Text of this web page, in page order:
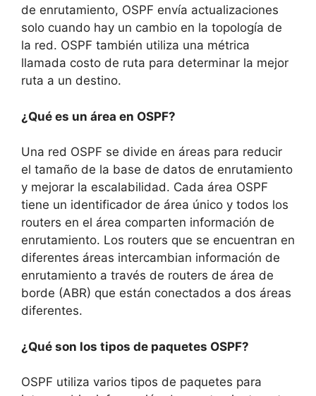
de enrutamiento, OSPF envía actualizaciones
solo cuando hay un cambio en la topología de
la red. OSPF también utiliza una métrica
llamada costo de ruta para determinar la mejor
ruta a un destino.
¿Qué es un área en OSPF?
Una red OSPF se divide en áreas para reducir
el tamaño de la base de datos de enrutamiento
y mejorar la escalabilidad. Cada área OSPF
tiene un identificador de área único y todos los
routers en el área comparten información de
enrutamiento. Los routers que se encuentran en
diferentes áreas intercambian información de
enrutamiento a través de routers de área de
borde (ABR) que están conectados a dos áreas
diferentes.
¿Qué son los tipos de paquetes OSPF?
OSPF utiliza varios tipos de paquetes para